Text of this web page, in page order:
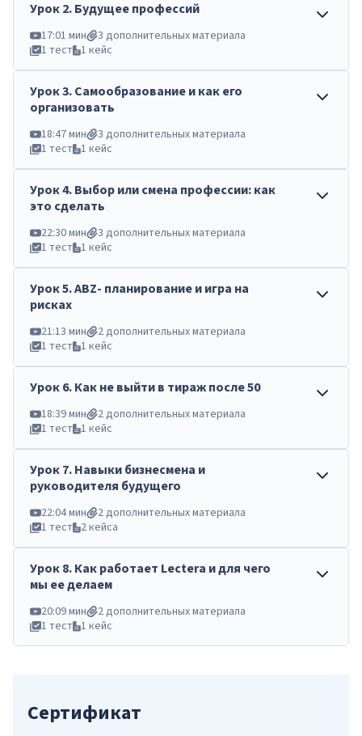
Урок2.Будущее профессий
17:01 мин
3 дополнительных материала
1 тест 1 кейс
Урок3.Самообразование и как его
организовать
18:47 мин
3 дополнительных материала
1 тест 1 кейс
Урок4.Выбор или смена профессии: как
это сделать
22:30 мин
3 дополнительных материала
1 тест 1 кейс
Урок5.ABZ- планирование и игра на
рисках
21:13 мин
2 дополнительных материала
1 тест 1 кейс
Урок6.Как не выйти в тираж после 50
18:39 мин
2 дополнительных материала
1 тест 1 кейс
Урок7.Навыки бизнесмена и
руководителя будущего
22:04 мин
2 дополнительных материала
1 тест 2 кейса
Урок8.Как работает Lectera и для чего
мы ее делаем
20:09 мин
2 дополнительных материала
1 тест 1 кейс
Сертификат